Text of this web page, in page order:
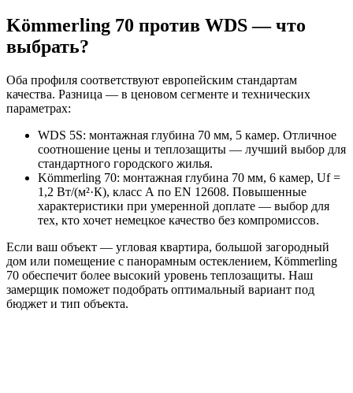
Kömmerling 70 против WDS — что
выбрать?
Оба профиля соответствуют европейским стандартам
качества. Разница — в ценовом сегменте и технических
параметрах:
WDS 5S: монтажная глубина 70 мм, 5 камер. Отличное
соотношение цены и теплозащиты — лучший выбор для
стандартного городского жилья.
Kömmerling 70: монтажная глубина 70 мм, 6 камер, Uf =
1,2 Вт/(м²·К), класс А по EN 12608. Повышенные
характеристики при умеренной доплате — выбор для
тех, кто хочет немецкое качество без компромиссов.
Если ваш объект — угловая квартира, большой загородный
дом или помещение с панорамным остеклением, Kömmerling
70 обеспечит более высокий уровень теплозащиты. Наш
замерщик поможет подобрать оптимальный вариант под
бюджет и тип объекта.